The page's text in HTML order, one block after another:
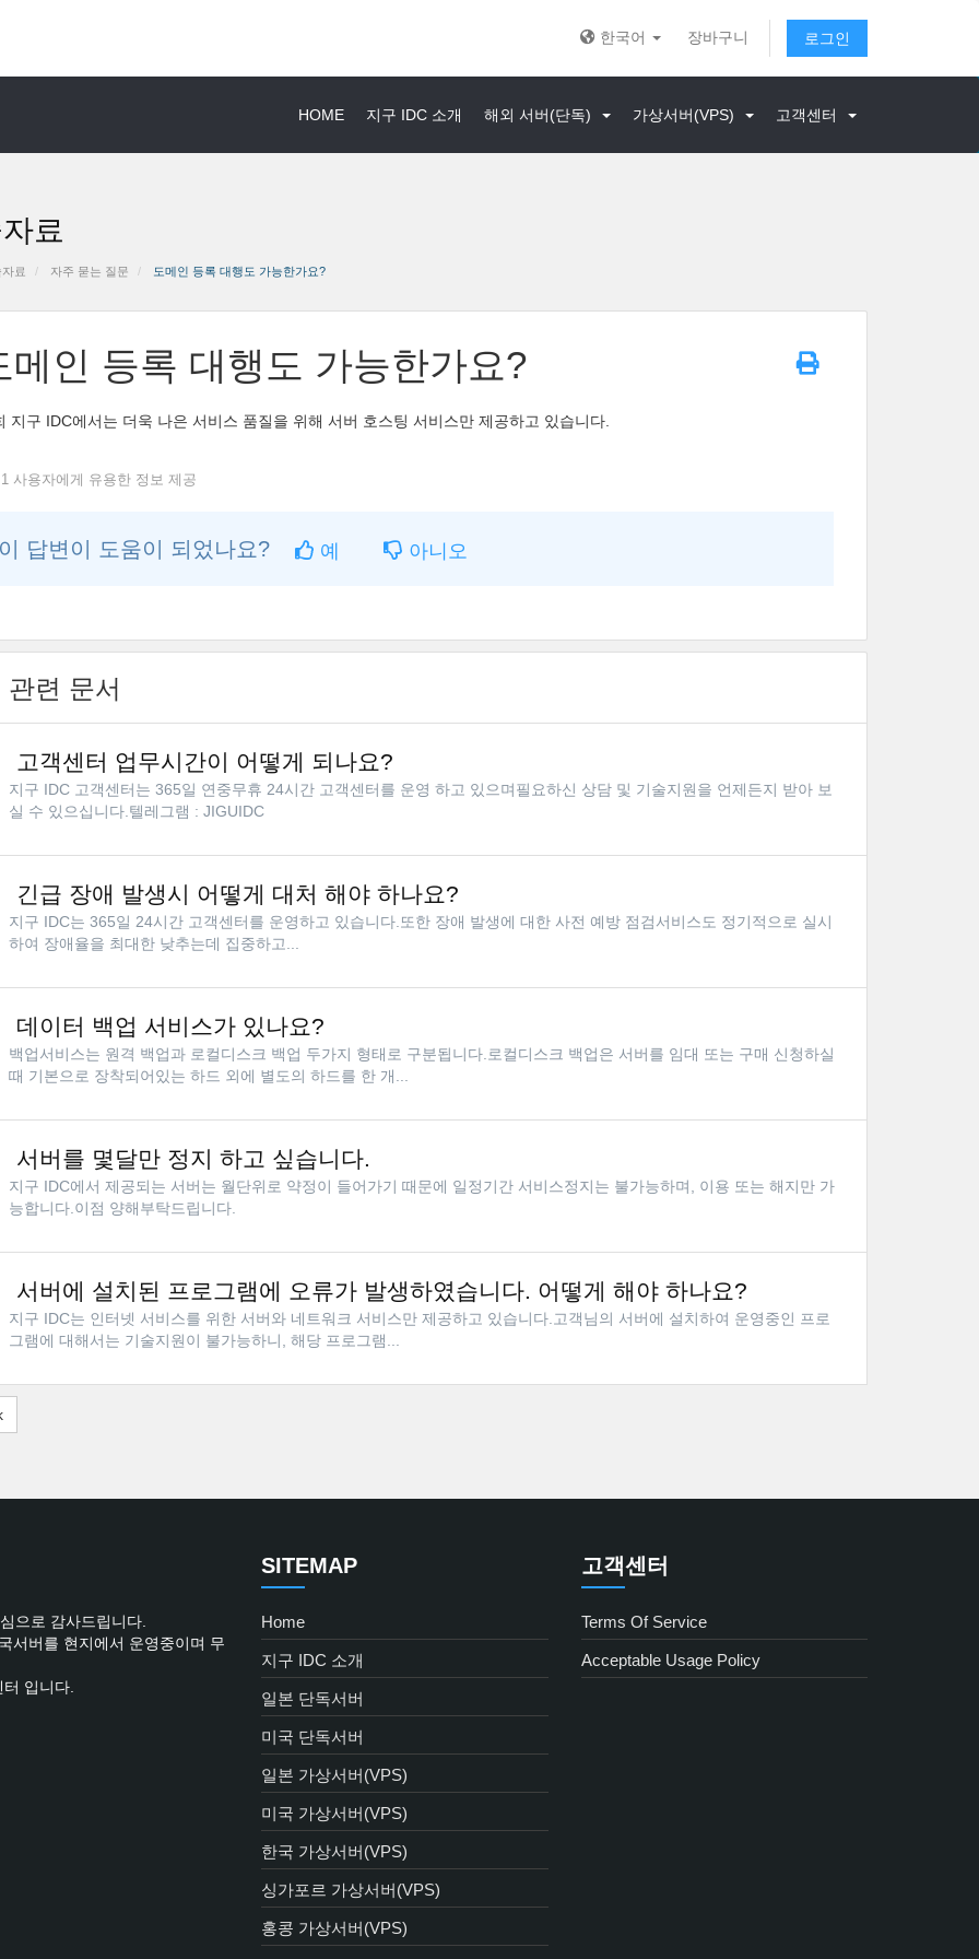
한국어 장바구니 로그인
HOME 지구 IDC 소개 해외 서버(단독) 가상서버(VPS) 고객센터
료
료 자주 묻는 질문 도메인 등록 대행도 가능한가요?
메인 등록 대행도 가능한가요?
지구 IDC에서는 더욱 나은 서비스 품질을 위해 서버 호스팅 서비스만 제공하고 있습니다.
사용자에게 유용한 정보 제공
이 답변이 도움이 되었나요? 예 아니오
관련 문서
고객센터 업무시간이 어떻게 되나요?
지구 IDC 고객센터는 365일 연중무휴 24시간 고객센터를 운영 하고 있으며필요하신 상담 및 기술지원을 언제든지 받아 보
실 수 있으십니다.텔레그램 : JIGUIDC
긴급 장애 발생시 어떻게 대처 해야 하나요?
지구 IDC는 365일 24시간 고객센터를 운영하고 있습니다.또한 장애 발생에 대한 사전 예방 점검서비스도 정기적으로 실시
하여 장애율을 최대한 낮추는데 집중하고...
데이터 백업 서비스가 있나요?
백업서비스는 원격 백업과 로컬디스크 백업 두가지 형태로 구분됩니다.로컬디스크 백업은 서버를 임대 또는 구매 신청하실
때 기본으로 장착되어있는 하드 외에 별도의 하드를 한 개...
서버를 몇달만 정지 하고 싶습니다.
지구 IDC에서 제공되는 서버는 월단위로 약정이 들어가기 때문에 일정기간 서비스정지는 불가능하며, 이용 또는 해지만 가
능합니다.이점 양해부탁드립니다.
서버에 설치된 프로그램에 오류가 발생하였습니다. 어떻게 해야 하나요?
지구 IDC는 인터넷 서비스를 위한 서버와 네트워크 서비스만 제공하고 있습니다.고객님의 서버에 설치하여 운영중인 프로
그램에 대해서는 기술지원이 불가능하니, 해당 프로그램...
으로 감사드립니다.
서버를 현지에서 운영중이며 무
입니다.
SITEMAP
Home
지구 IDC 소개
일본 단독서버
미국 단독서버
일본 가상서버(VPS)
미국 가상서버(VPS)
한국 가상서버(VPS)
싱가포르 가상서버(VPS)
홍콩 가상서버(VPS)
고객센터
Terms Of Service
Acceptable Usage Policy